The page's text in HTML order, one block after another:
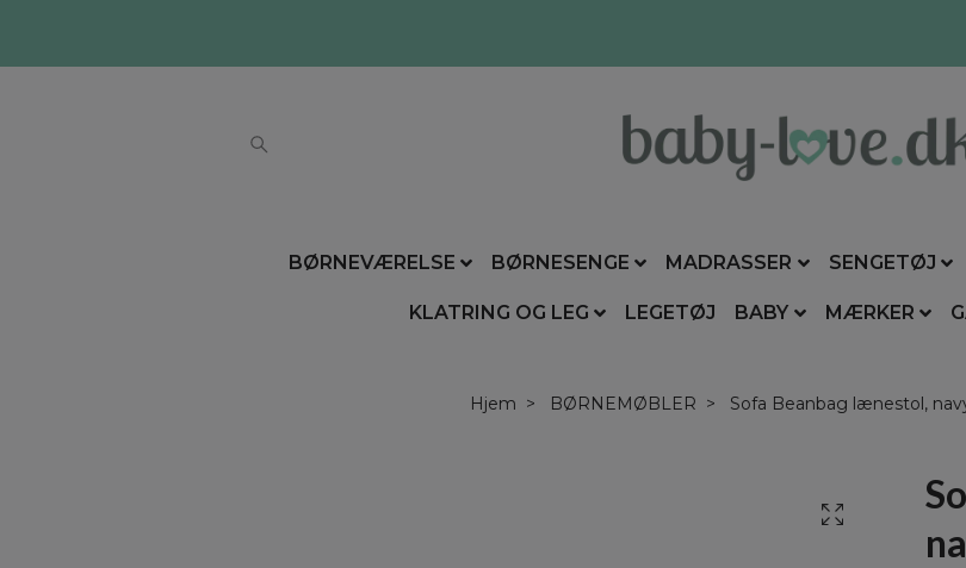
BØRNEVÆRELSE BØRNESENGE MADRASSER SENGETØJ
KLATRING OG LEG LEGETØJ BABY MÆRKER
Hjem BØRNEMØBLER Sofa Beanbag lænestol,